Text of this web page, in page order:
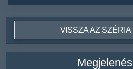
VISSZA AZ SZÉRIA